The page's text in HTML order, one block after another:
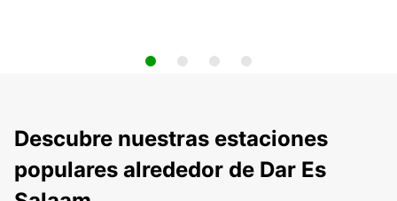
Descubre nuestras estaciones
populares alrededor de Dar Es